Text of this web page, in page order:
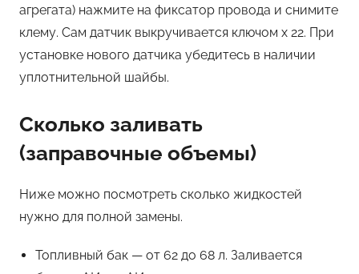
агрегата) нажмите на фиксатор провода и снимите
клему. Сам датчик выкручивается ключом х 22. При
установке нового датчика убедитесь в наличии
уплотнительной шайбы.
Сколько заливать
(заправочные объемы)
Ниже можно посмотреть сколько жидкостей
нужно для полной замены.
Топливный бак — от 62 до 68 л. Заливается